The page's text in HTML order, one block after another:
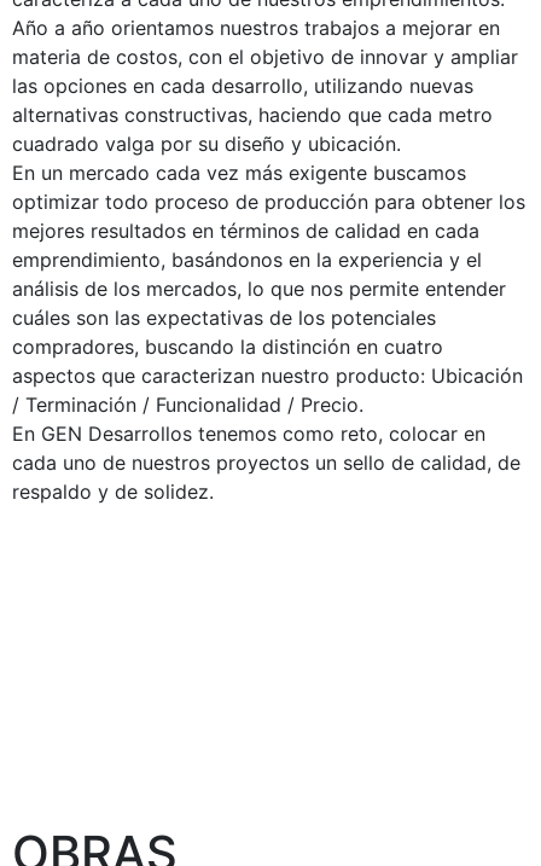
Año a año orientamos nuestros trabajos a mejorar en
materia de costos, con el objetivo de innovar y ampliar
las opciones en cada desarrollo, utilizando nuevas
alternativas constructivas, haciendo que cada metro
cuadrado valga por su diseño y ubicación.
En un mercado cada vez más exigente buscamos
optimizar todo proceso de producción para obtener los
mejores resultados en términos de calidad en cada
emprendimiento, basándonos en la experiencia y el
análisis de los mercados, lo que nos permite entender
cuáles son las expectativas de los potenciales
compradores, buscando la distinción en cuatro
aspectos que caracterizan nuestro producto: Ubicación
/ Terminación / Funcionalidad / Precio.
En GEN Desarrollos tenemos como reto, colocar en
cada uno de nuestros proyectos un sello de calidad, de
respaldo y de solidez.
OBRAS